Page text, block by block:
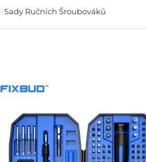
Sady Ručních Šroubováků